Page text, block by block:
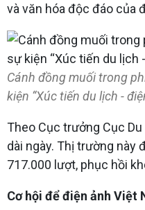
và văn hóa độc đáo của
Cánh đồng muối trong
kiện “Xúc tiến du lịch -
Theo Cục trưởng Cục
dài ngày. Thị trường này
717.000 lượt, phục hồi
Cơ hội để điện ảnh Việt